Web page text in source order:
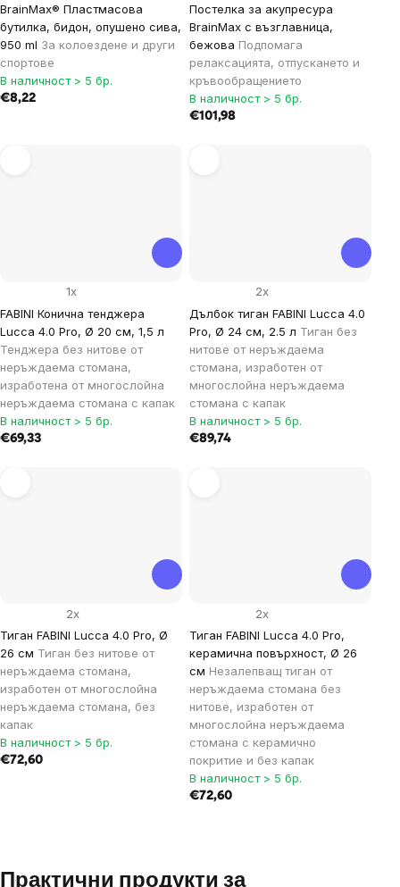
BrainMax® Пластмасова
бутилка, бидон, опушено сива,
950 ml За колоездене и други
спортове
В наличност > 5 бр.
€8,22
Постелка за акупресура
BrainMax с възглавница,
бежова Подпомага
релаксацията, отпускането и
кръвообращението
В наличност > 5 бр.
€101,98
FABINI Конична тенджера
Lucca 4.0 Pro, Ø 20 см, 1,5 л
Тенджера без нитове от
неръждаема стомана,
изработена от многослойна
неръждаема стомана с капак
1x
В наличност > 5 бр.
€69,33
Дълбок тиган FABINI Lucca 4.0
Pro, Ø 24 см, 2.5 л Тиган без
нитове от неръждаема
стомана, изработен от
многослойна неръждаема
стомана с капак
2x
В наличност > 5 бр.
€89,74
Тиган FABINI Lucca 4.0 Pro, Ø
26 см Тиган без нитове от
неръждаема стомана,
изработен от многослойна
неръждаема стомана, без
капак
2x
В наличност > 5 бр.
€72,60
Тиган FABINI Lucca 4.0 Pro,
керамична повърхност, Ø 26
см Незалепващ тиган от
неръждаема стомана без
нитове, изработен от
многослойна неръждаема
стомана с керамично
покритие и без капак
2x
В наличност > 5 бр.
€72,60
controls
Практични продукти за